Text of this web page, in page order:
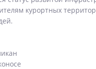
курортных